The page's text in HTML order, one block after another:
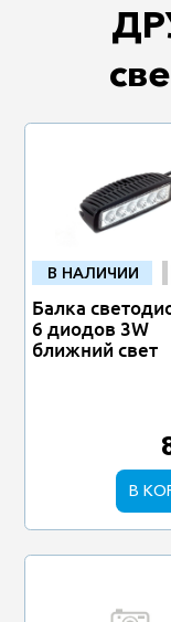
В НАЛИЧИИ
Балка
6 диодов 3W
ближний свет
В